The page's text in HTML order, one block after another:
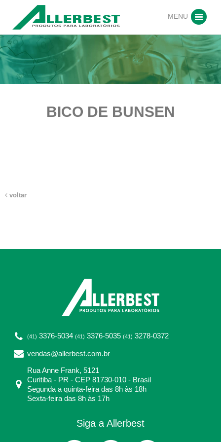
MENU
BICO DE BUNSEN
voltar
(41) 3376-5034 (41) 3376-5035 (41) 3278-0372
vendas@allerbest.com.br
Rua Anne Frank, 5121
Curitiba - PR - CEP 81730-010 - Brasil
Segunda a quinta-feira das 8h às 18h
Sexta-feira das 8h às 17h
Siga a Allerbest